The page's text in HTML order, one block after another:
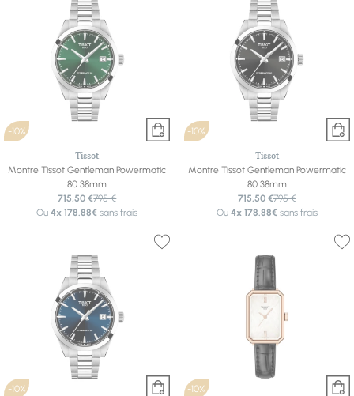
-10%
Tissot
Montre Tissot Gentleman Powermatic
80 38mm
715,50 €795 €
Ou4x 178.88€ sans frais
-10%
Tissot
Montre Tissot Gentleman Powermatic
80 38mm
715,50 €795 €
Ou 4x 178.88€sans frais
-10% -10%